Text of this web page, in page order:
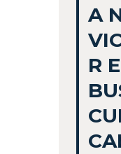
A
R